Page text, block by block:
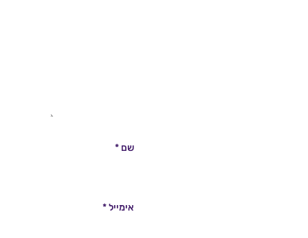
שם *
אימייל*